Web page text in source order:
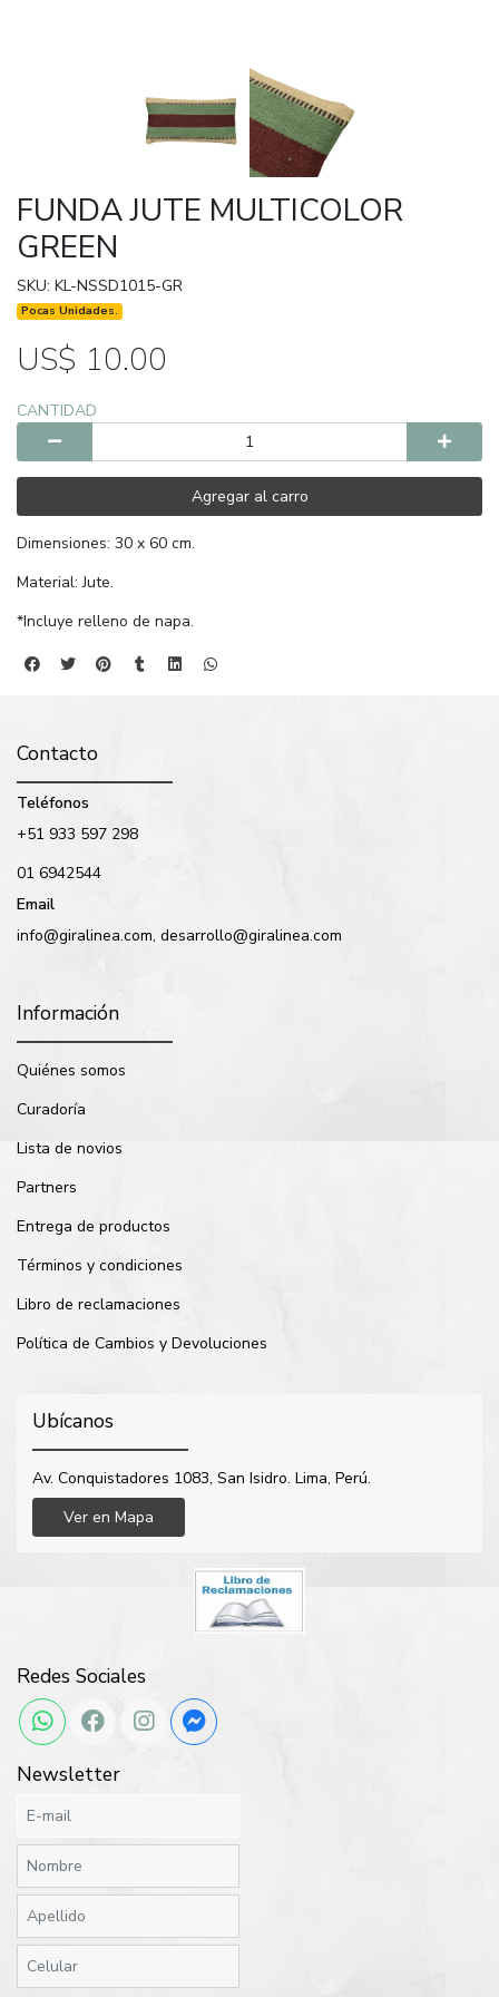
FUNDA JUTE MULTICOLOR
GREEN
SKU: KL-NSSD1015-GR
Pocas Unidades.
US$ 10.00
CANTIDAD
Agregar al carro
Dimensiones: 30 x 60 cm.
Material: Jute.
*Incluye relleno de napa.
Contacto
Teléfonos
+51 933 597 298
01 6942544
Email
info@giralinea.com, desarrollo@giralinea.com
Información
Quiénes somos
Curadoría
Lista de novios
Partners
Entrega de productos
Términos y condiciones
Libro de reclamaciones
Política de Cambios y Devoluciones
Ubícanos
Av. Conquistadores 1083, San Isidro. Lima, Perú.
Ver en Mapa
Redes Sociales
Newsletter